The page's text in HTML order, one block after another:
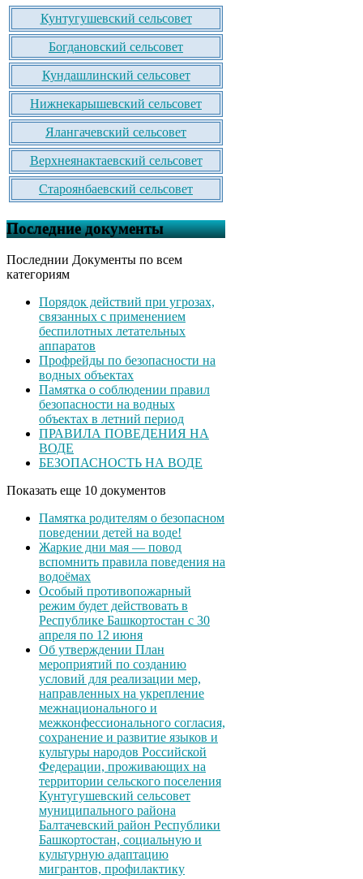
Кунтугушевский сельсовет
Богдановский сельсовет
Кундашлинский сельсовет
Нижнекарышевский сельсовет
Ялангачевский сельсовет
Верхнеянактаевский сельсовет
Староянбаевский сельсовет
Последние документы
Последнии Документы по всем
категориям
Порядок действий при угрозах,
связанных с применением
беспилотных летательных
аппаратов
Профрейды по безопасности на
водных объектах
Памятка о соблюдении правил
безопасности на водных
объектах в летний период
ПРАВИЛА ПОВЕДЕНИЯ НА
ВОДЕ
БЕЗОПАСНОСТЬ НА ВОДЕ
Показать еще 10 документов
Памятка родителям о безопасном
поведении детей на воде!
Жаркие дни мая — повод
вспомнить правила поведения на
водоёмах
Особый противопожарный
режим будет действовать в
Республике Башкортостан с 30
апреля по 12 июня
Об утверждении План
мероприятий по созданию
условий для реализации мер,
направленных на укрепление
межнационального и
межконфессионального согласия,
сохранение и развитие языков и
культуры народов Российской
Федерации, проживающих на
территории сельского поселения
Кунтугушевский сельсовет
муниципального района
Балтачевский район Республики
Башкортостан, социальную и
культурную адаптацию
мигрантов, профилактику